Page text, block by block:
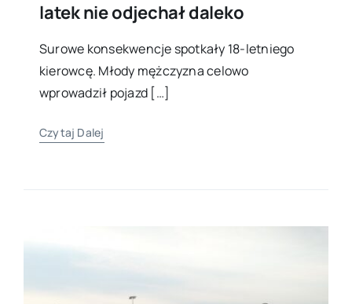
latek nie odjechał daleko
Surowe konsekwencje spotkały 18-letniego
kierowcę. Młody mężczyzna celowo
wprowadził pojazd […]
Czytaj Dalej